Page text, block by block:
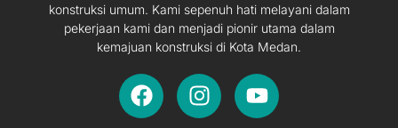
konstruksi umum. Kami sepenuh hati melayani dalam
pekerjaan kami dan menjadi pionir utama dalam
kemajuan konstruksi di Kota Medan.
F
a
I
n
Y
o